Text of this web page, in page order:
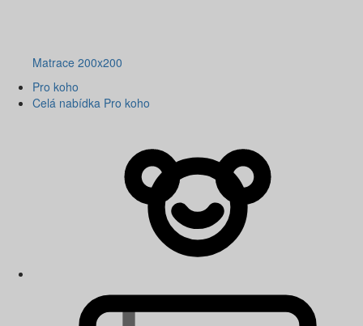
Matrace 200x200
Pro koho
Celá nabídka Pro koho